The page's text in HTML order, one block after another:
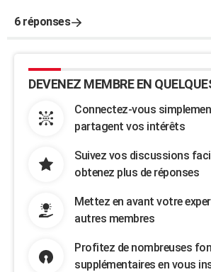
6 réponses
DEVENEZ MEMBRE EN
Connectez-vous
partagent vos intérêts
Suivez vos discussions
obtenez plus de réponses
Mettez en avant votre
autres membres
Profitez de nombreuses
supplémentaires en vous